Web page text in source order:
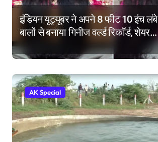
इंडियन यूट्यूबर ने अपने 8 फीट 10 इंच लंबे
बालों से बनाया गिनीज वर्ल्ड रिकॉर्ड, शेयर
किए हेयर केयर टिप्स
AK Special